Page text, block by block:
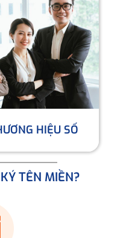
HIỆU SỐ
TÊN MIỀN?